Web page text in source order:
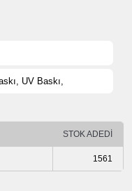
UV Baskı,
STOK ADEDİ
1561